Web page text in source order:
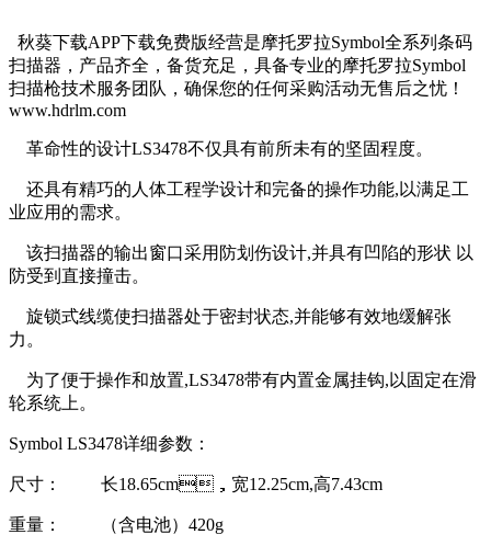
秋葵下载APP下载免费版经营是摩托罗拉Symbol全系列条码
扫描器，产品齐全，备货充足，具备专业的摩托罗拉Symbol
扫描枪技术服务团队，确保您的任何采购活动无售后之忧！
www.hdrlm.com
革命性的设计LS3478不仅具有前所未有的坚固程度。
还具有精巧的人体工程学设计和完备的操作功能,以满足工
业应用的需求。
该扫描器的输出窗口采用防划伤设计,并具有凹陷的形状 以
防受到直接撞击。
旋锁式线缆使扫描器处于密封状态,并能够有效地缓解张
力。
为了便于操作和放置,LS3478带有内置金属挂钩,以固定在滑
轮系统上。
Symbol LS3478详细参数：
尺寸： 长18.65cm，宽12.25cm,高7.43cm
重量： （含电池）420g